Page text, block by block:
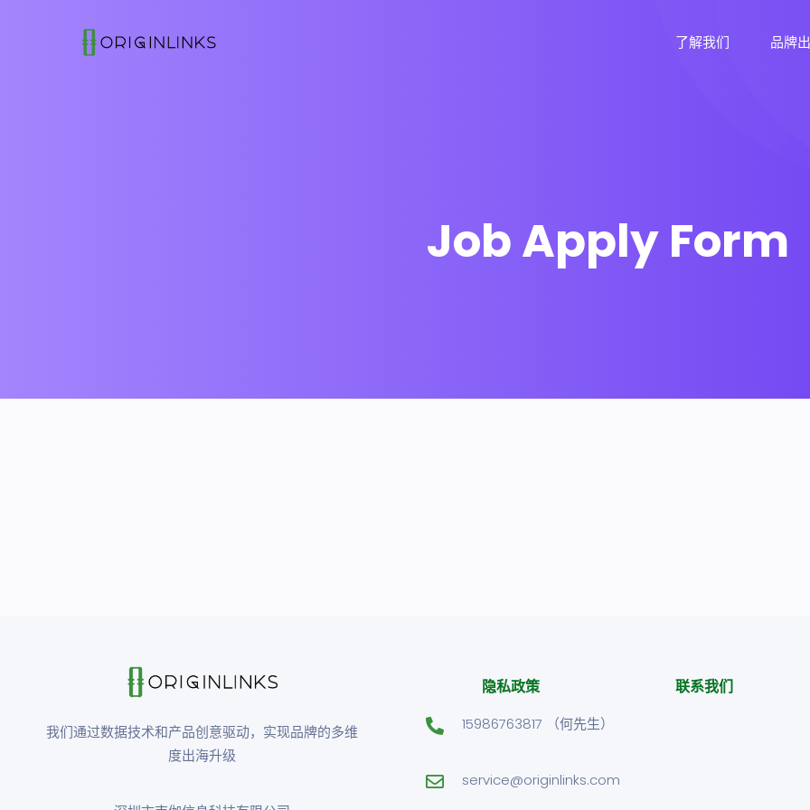
了解我们 品牌
Job Apply Form
我们通过数据技术和产品创意驱动，实现品牌的多维
度出海升级
隐私政策 联系我们
15986763817 （何先生）
service@originlinks.com